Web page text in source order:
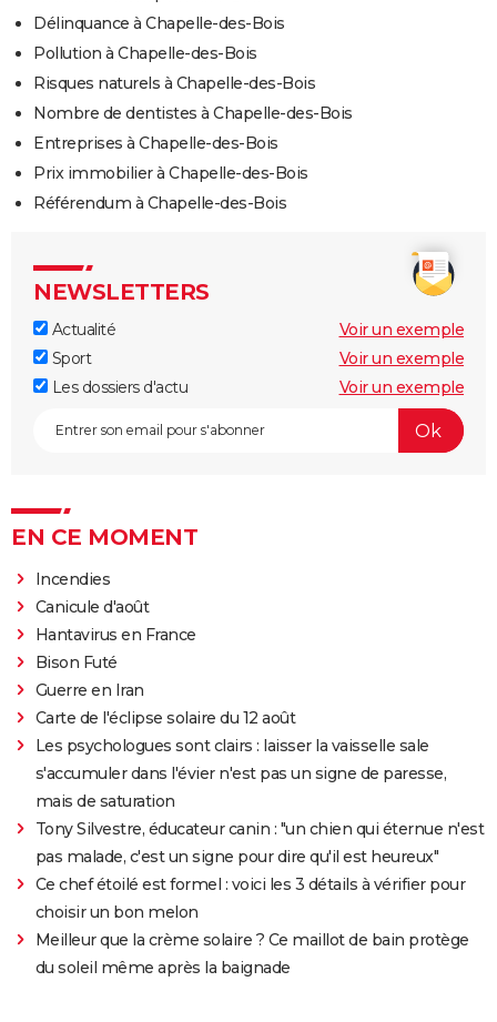
Délinquance à Chapelle-des-Bois
Pollution à Chapelle-des-Bois
Risques naturels à Chapelle-des-Bois
Nombre de dentistes à Chapelle-des-Bois
Entreprises à Chapelle-des-Bois
Prix immobilier à Chapelle-des-Bois
Référendum à Chapelle-des-Bois
NEWSLETTERS
Actualité
Voir un exemple
Sport
Voir un exemple
Les dossiers d'actu
Voir un exemple
EN CE MOMENT
Incendies
Canicule d'août
Hantavirus en France
Bison Futé
Guerre en Iran
Carte de l'éclipse solaire du 12 août
Les psychologues sont clairs : laisser la vaisselle sale
s'accumuler dans l'évier n'est pas un signe de paresse,
mais de saturation
Tony Silvestre, éducateur canin : "un chien qui éternue n'est
pas malade, c'est un signe pour dire qu'il est heureux"
Ce chef étoilé est formel : voici les 3 détails à vérifier pour
choisir un bon melon
Meilleur que la crème solaire ? Ce maillot de bain protège
du soleil même après la baignade